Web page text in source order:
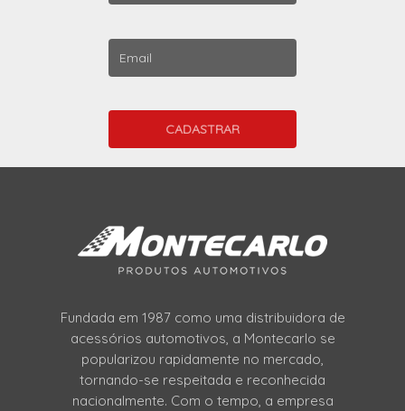
Fundada em 1987 como uma distribuidora de
acessórios automotivos, a Montecarlo se
popularizou rapidamente no mercado,
tornando-se respeitada e reconhecida
nacionalmente. Com o tempo, a empresa